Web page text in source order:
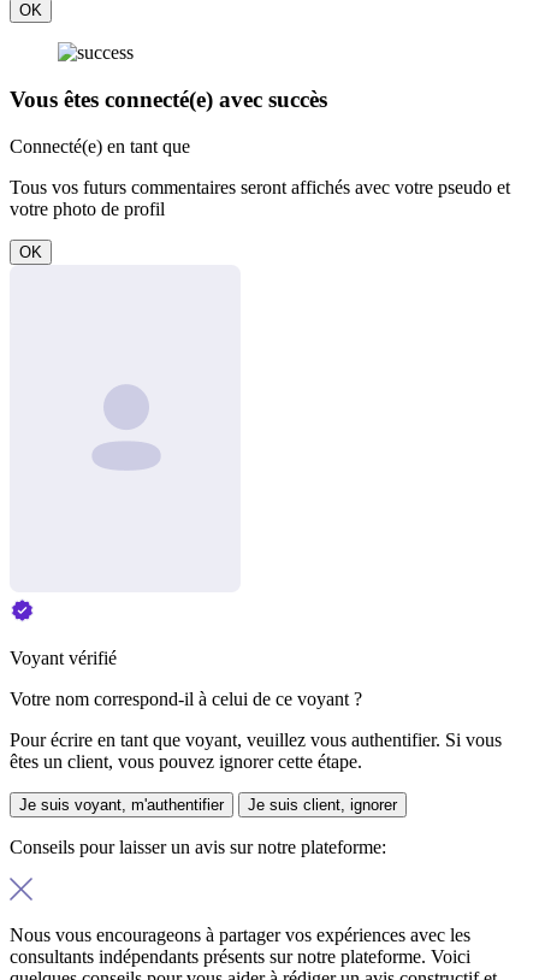
OK
Vous êtes connecté(e) avec succès
Connecté(e) en tant que
Tous vos futurs commentaires seront affichés avec votre pseudo et
votre photo de profil
OK
Voyant vérifié
Votre nom correspond-il à celui de ce voyant ?
Pour écrire en tant que voyant, veuillez vous authentifier. Si vous
êtes un client, vous pouvez ignorer cette étape.
Je suis voyant, m'authentifier Je suis client, ignorer
Conseils pour laisser un avis sur notre plateforme:
Nous vous encourageons à partager vos expériences avec les
consultants indépendants présents sur notre plateforme. Voici